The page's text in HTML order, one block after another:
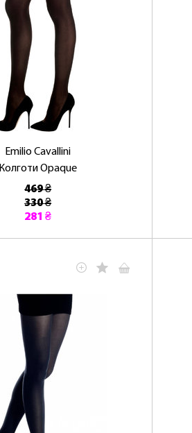
Emilio Cavallini
Колготи Opaque
469 ₴
330 ₴
281 ₴